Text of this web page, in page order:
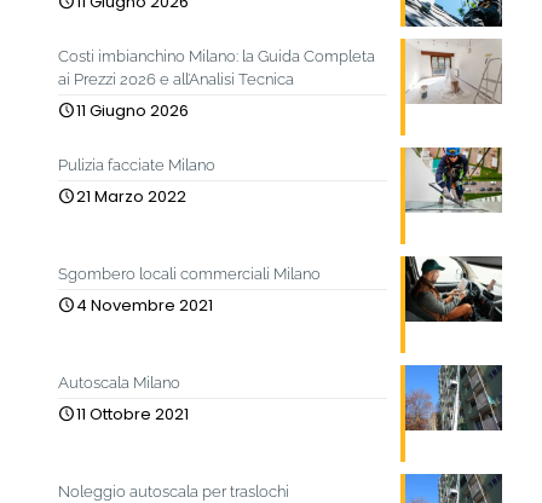
Costi imbianchino Milano: la Guida Completa
ai Prezzi 2026 e all’Analisi Tecnica
11 Giugno 2026
Pulizia facciate Milano
21 Marzo 2022
Sgombero locali commerciali Milano
4 Novembre 2021
Autoscala Milano
11 Ottobre 2021
Noleggio autoscala per traslochi